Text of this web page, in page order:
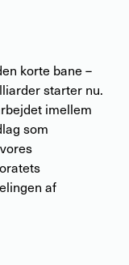
korte bane –
starter nu.
imellem
som
af